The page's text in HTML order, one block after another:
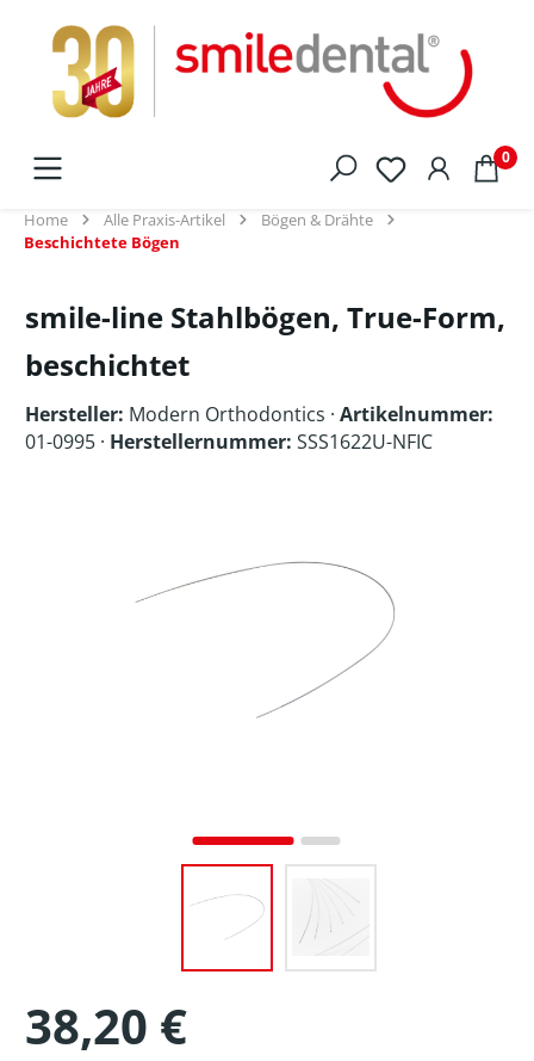
springen
0
Home Alle Praxis-Artikel
Bögen & Drähte
Beschichtete Bögen
smile-line Stahlbögen, True-Form,
beschichtet
Hersteller: Modern Orthodontics · Artikelnummer:
01-0995 · Herstellernummer: SSS1622U-NFIC
38,20 €